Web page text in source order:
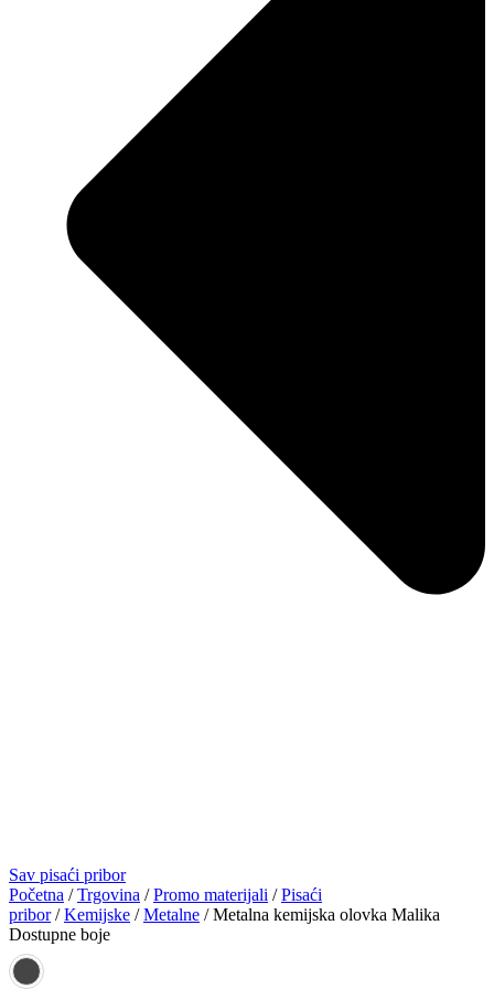
Sav pisaći pribor
Početna /Trgovina /Promo materijali /Pisaći
pribor/Kemijske /Metalne / Metalna kemijska olovka Malika
Dostupne boje